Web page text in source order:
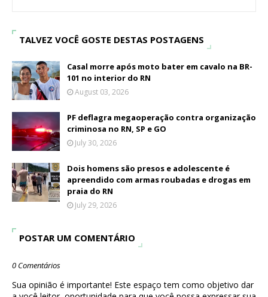
TALVEZ VOCÊ GOSTE DESTAS POSTAGENS
Casal morre após moto bater em cavalo na BR-
101 no interior do RN
August 03, 2026
PF deflagra megaoperação contra organização
criminosa no RN, SP e GO
July 30, 2026
Dois homens são presos e adolescente é
apreendido com armas roubadas e drogas em
praia do RN
July 29, 2026
POSTAR UM COMENTÁRIO
0 Comentários
Sua opinião é importante! Este espaço tem como objetivo dar